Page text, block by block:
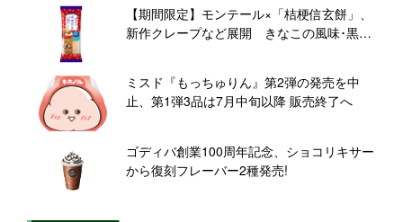
【期間限定】モンテール×「桔梗信玄餅」、
新作クレープなど展開 きなこの風味･黒蜜
ミスド『もっちゅりん』第2弾の発売を中
止、第1弾3品は7月中旬以降 販売終了へ
ゴディバ創業100周年記念、ショコリキサー
から復刻フレーバー2種発売!